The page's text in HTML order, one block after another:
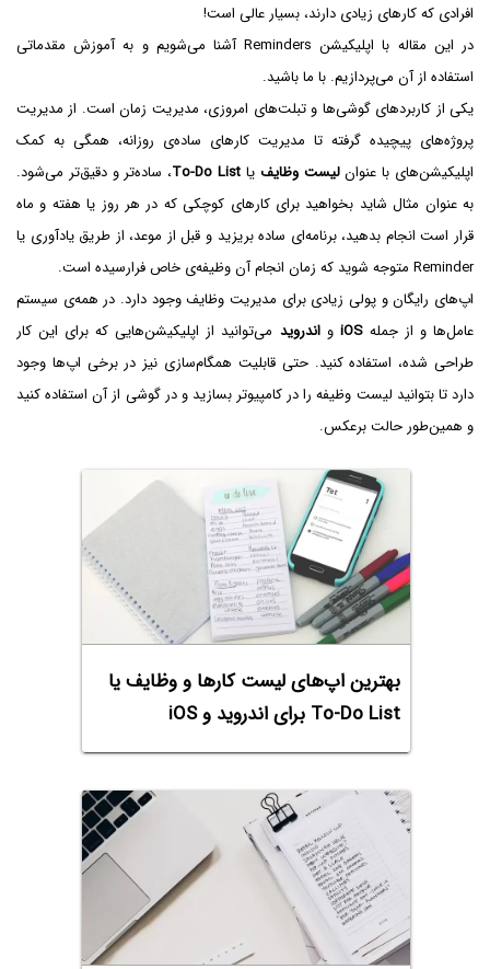
افرادی که کارهای زیادی دارند، بسیار عالی است!
در این مقاله با اپلیکیشن Reminders آشنا می‌شویم و به آموزش مقدماتی
استفاده از آن می‌پردازیم. با ما باشید.
یکی از کاربردهای گوشی‌ها و تبلت‌های امروزی، مدیریت زمان است. از مدیریت
پروژه‌های پیچیده گرفته تا مدیریت کارهای ساده‌ی روزانه، همگی به کمک
اپلیکیشن‌های با عنوانلیست وظایف یا To-Do List، ساده‌تر و دقیق‌تر می‌شود.
به عنوان مثال شاید بخواهید برای کارهای کوچکی که در هر روز یا هفته و ماه
قرار است انجام بدهید، برنامه‌ای ساده بریزید و قبل از موعد، از طریق یادآوری یا
Reminder متوجه شوید که زمان انجام آن وظیفه‌ی خاص فرارسیده است.
اپ‌های رایگان و پولی زیادی برای مدیریت وظایف وجود دارد. در همه‌ی سیستم
عامل‌ها و از جملهiOS واندروید می‌توانید از اپلیکیشن‌هایی که برای این کار
طراحی شده، استفاده کنید. حتی قابلیت همگام‌سازی نیز در برخی اپ‌ها وجود
دارد تا بتوانید لیست وظیفه را در کامپیوتر بسازید و در گوشی از آن استفاده کنید
و همین‌طور حالت برعکس.
بهترین اپ‌های لیست کارها و وظایف یا
To-Do List برای اندروید و iOS